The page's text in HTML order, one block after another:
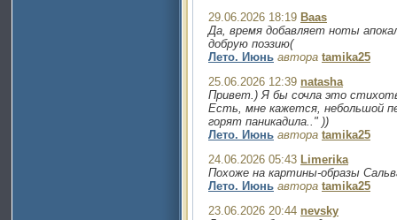
29.06.2026 18:19 Baas
Да, время добавляет ноты
добрую поэзию(
Лето. Июнь автора tamika25
25.06.2026 12:39 natasha
Привет.) Я бы сочла это
Есть, мне кажется, небольшой
горят паникадила.." ))
Лето. Июнь автора tamika25
24.06.2026 05:43 Limerika
Похоже на картины-образы
Лето. Июнь автора tamika25
23.06.2026 20:44 nevsky